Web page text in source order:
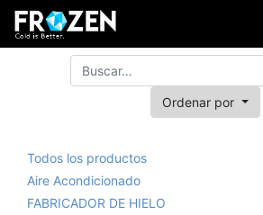
Ordenar por
Todos los productos
Aire Acondicionado
FABRICADOR DE HIELO